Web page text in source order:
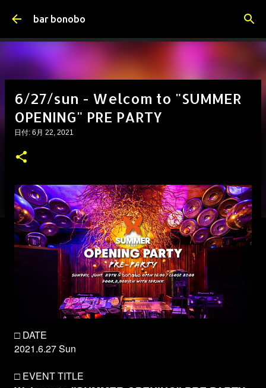
スキップしてメイン コンテンツに移動
bar bonobo
6/27/sun - Welcom to "SUMMER
OPENING" PRE PARTY
日付: 6月 22, 2021
□ DATE
2021.6.27 Sun
□ EVENT TITLE